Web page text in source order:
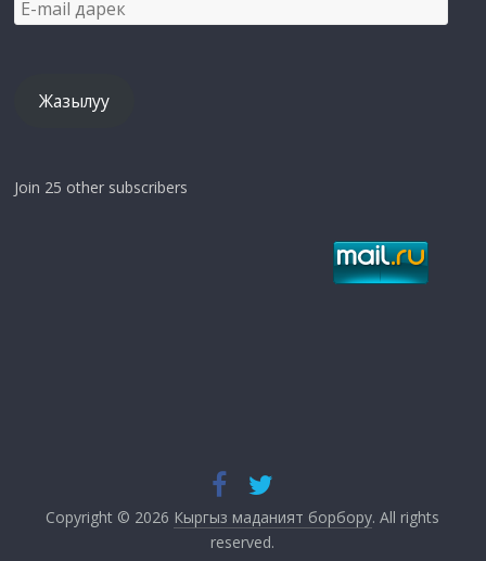
mail
Жазылуу
Join 25 other subscribers
Copyright © 2026 Кыргыз маданият борбору. All rights
reserved.